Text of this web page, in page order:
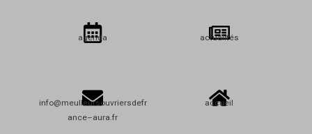
agenda actualités
info@meulleursouvriersdefr
ance–aura.fr
accueil